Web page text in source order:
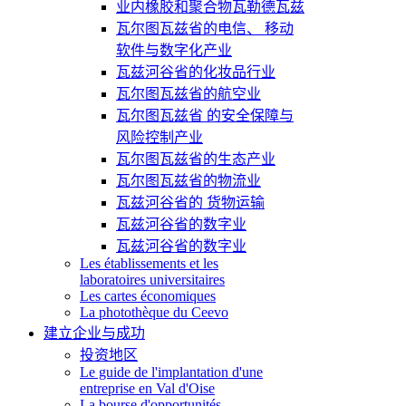
业内橡胶和聚合物瓦勒德瓦兹
瓦尔图瓦兹省的电信、 移动
软件与数字化产业
瓦兹河谷省的化妆品行业
瓦尔图瓦兹省的航空业
瓦尔图瓦兹省 的安全保障与
风险控制产业
瓦尔图瓦兹省的生态产业
瓦尔图瓦兹省的物流业
瓦兹河谷省的 货物运输
瓦兹河谷省的数字业
瓦兹河谷省的数字业
Les établissements et les
laboratoires universitaires
Les cartes économiques
La photothèque du Ceevo
建立企业与成功
投资地区
Le guide de l'implantation d'une
entreprise en Val d'Oise